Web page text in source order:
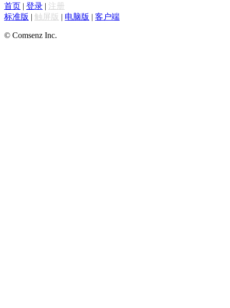
首页 | 登录 | 注册
标准版 | 触屏版 | 电脑版 | 客户端
© Comsenz Inc.